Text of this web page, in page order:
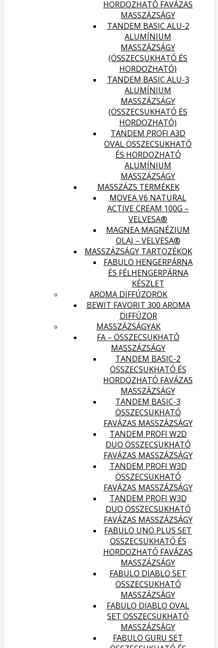
HORDOZHATÓ FAVÁZAS
MASSZÁZSÁGY
TANDEM BASIC ALU-2
ALUMÍNIUM
MASSZÁZSÁGY
(ÖSSZECSUKHATÓ ÉS
HORDOZHATÓ)
TANDEM BASIC ALU-3
ALUMÍNIUM
MASSZÁZSÁGY
(ÖSSZECSUKHATÓ ÉS
HORDOZHATÓ)
TANDEM PROFI A3D
OVAL ÖSSZECSUKHATÓ
ÉS HORDOZHATÓ
ALUMÍNIUM
MASSZÁZSÁGY
MASSZÁZS TERMÉKEK
MOVEA V6 NATURAL
ACTIVE CREAM 100G –
VELVESA®
MAGNEA MAGNÉZIUM
OLAJ – VELVESA®
MASSZÁZSÁGY TARTOZÉKOK
FABULO HENGERPÁRNA
ÉS FÉLHENGERPÁRNA
KÉSZLET
AROMA DIFFÚZOROK
BEWIT FAVORIT 300 AROMA
DIFFÚZOR
MASSZÁZSÁGYAK
FA – ÖSSZECSUKHATÓ
MASSZÁZSÁGY
TANDEM BASIC-2
ÖSSZECSUKHATÓ ÉS
HORDOZHATÓ FAVÁZAS
MASSZÁZSÁGY
TANDEM BASIC-3
ÖSSZECSUKHATÓ
FAVÁZAS MASSZÁZSÁGY
TANDEM PROFI W2D
DUO ÖSSZECSUKHATÓ
FAVÁZAS MASSZÁZSÁGY
TANDEM PROFI W3D
ÖSSZECSUKHATÓ
FAVÁZAS MASSZÁZSÁGY
TANDEM PROFI W3D
DUO ÖSSZECSUKHATÓ
FAVÁZAS MASSZÁZSÁGY
FABULO UNO PLUS SET
ÖSSZECSUKHATÓ ÉS
HORDOZHATÓ FAVÁZAS
MASSZÁZSÁGY
FABULO DIABLO SET
ÖSSZECSUKHATÓ
MASSZÁZSÁGY
FABULO DIABLO OVAL
SET ÖSSZECSUKHATÓ
MASSZÁZSÁGY
FABULO GURU SET